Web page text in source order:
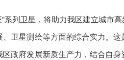
”系列卫星，将助力我区建立城
卫星测绘等方面的综合实力。
政府发展新质生产力，结合自